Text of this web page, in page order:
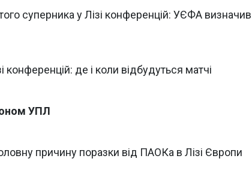
суперника у Лізі конференцій: УЄФА визначив
де і коли відбудуться матчі
УПЛ
причину поразки від ПАОКа в Лізі Європи